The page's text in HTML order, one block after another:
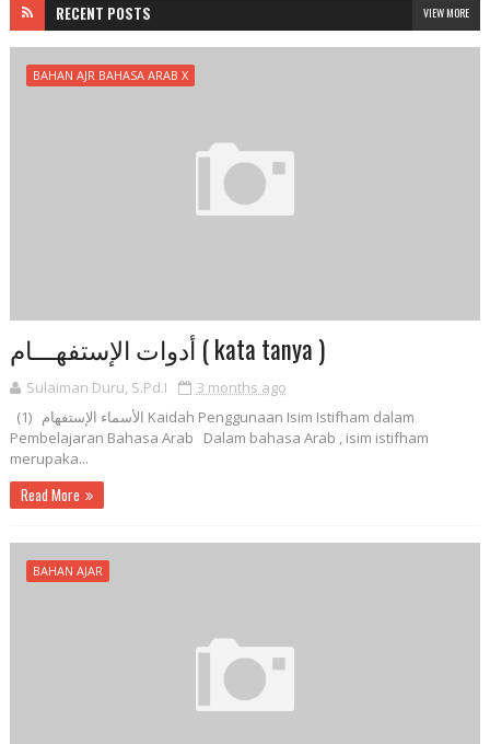
RECENT POSTS VIEW MORE
BAHAN AJR BAHASA ARAB X
أدوات الإستفهـــام ( kata tanya )
Sulaiman Duru, S.Pd.I
3 months ago
Pembelajaran Bahasa Arab Dalam bahasa Arab , isim istifham
merupaka...
Read More
BAHAN AJAR